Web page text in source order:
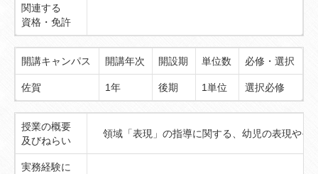
関連する
資格・免許
開講キャンパス 開講年次 開設期 単位数 必修・選択
佐賀 1年 後期 1単位 選択必修
授業の概要
及びねらい
領域「表現」の指導に関する、幼児の表現やそ
実務経験に